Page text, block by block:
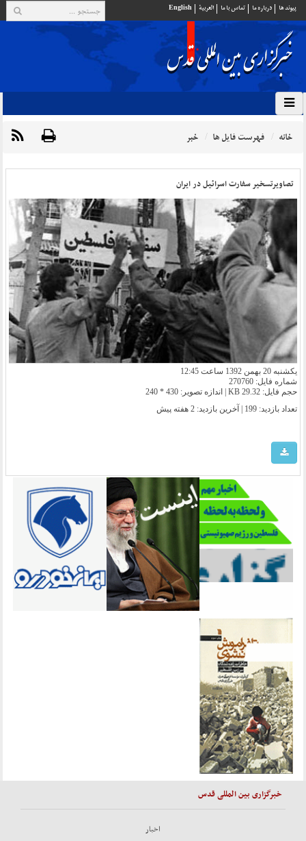
پيوند ها درباره ما تماس با ما العربية English
خانه فهرست فایل ها خبر
تصاویرتسخیر سفارت اسرائیل در ایران
یکشنبه 20 بهمن 1392 ساعت 12:45
شماره فایل: 270760
حجم فایل: 29.32 KB | اندازه تصویر: 430 * 240
تعداد بازدید: 199 | آخرین بازدید:
2 هفته پیش
خبرگزاری بین المللی قدس
اخبار